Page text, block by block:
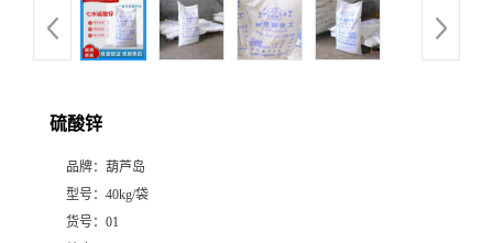
硫酸锌
品牌： 葫芦岛
型号： 40kg/袋
货号： 01